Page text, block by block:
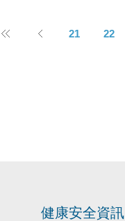
21 22
健康安全資訊